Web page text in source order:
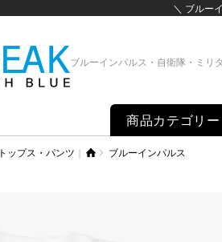
＼ ブルー
ブルーインパルス・自衛隊・ミリ
商品カテゴリー
トップス・パンツ ブルーインパルス